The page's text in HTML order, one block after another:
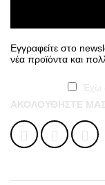
Εγγραφείτε στο
νέα προϊόντα και
Έχω
ΑΚΟΛΟΥΘΉΣΤΕ ΜΑΣ